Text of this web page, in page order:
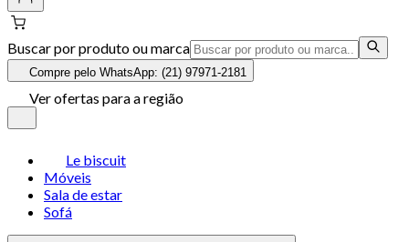
Buscar por produto ou marca
Compre pelo WhatsApp: (21) 97971-2181
Ver ofertas para a região
Le biscuit
Móveis
Sala de estar
Sofá